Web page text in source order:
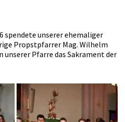
spendete unserer ehemaliger
Propstpfarrer Mag. Wilhelm
unserer Pfarre das Sakrament der